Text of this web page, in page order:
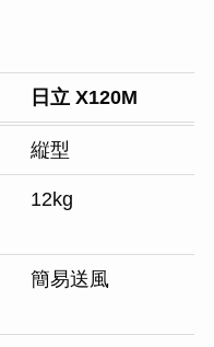
日立 X120M
縦型
12kg
簡易送風